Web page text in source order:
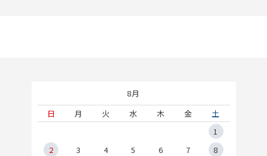
8月
日
月 火 水 木 金
土
1
2
3 4 5 6 7
8